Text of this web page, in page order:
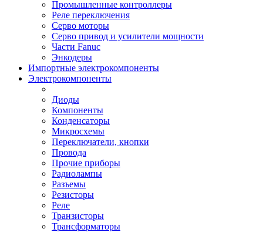
Промышленные контроллеры
Реле переключения
Серво моторы
Серво привод и усилители мощности
Части Fanuc
Энкодеры
Импортные электрокомпоненты
Электрокомпоненты
Диоды
Компоненты
Конденсаторы
Микросхемы
Переключатели, кнопки
Провода
Прочие приборы
Радиолампы
Разъемы
Резисторы
Реле
Транзисторы
Трансформаторы